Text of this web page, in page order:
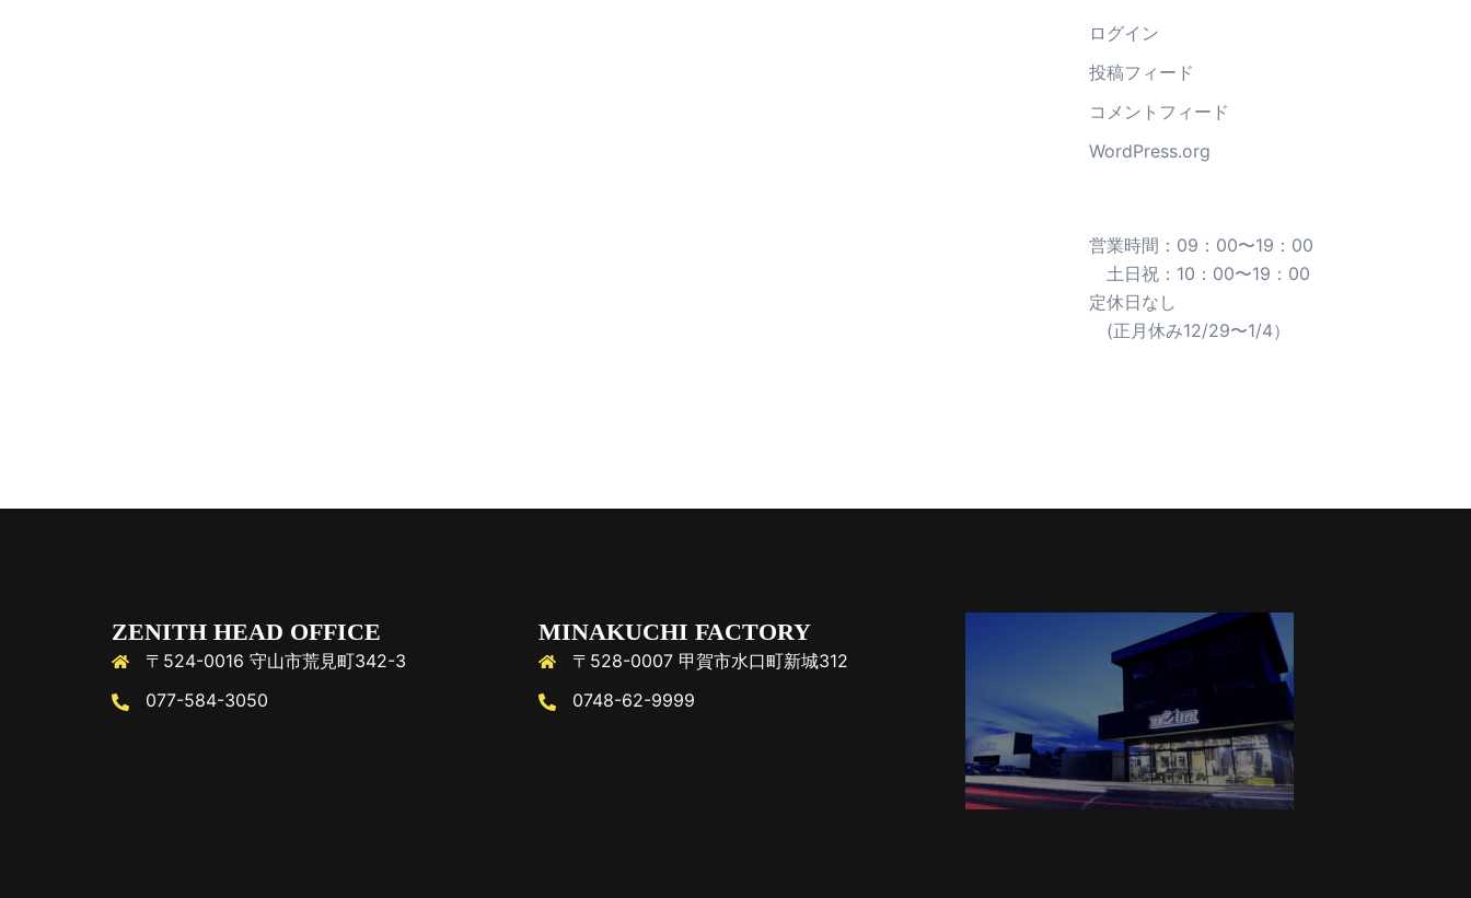
ログイン
投稿フィード
コメントフィード
WordPress.org
営業時間：09：00〜19：00
土日祝：10：00〜19：00
定休日なし
(正月休み12/29〜1/4）
ZENITH HEAD OFFICE
〒524-0016 守山市荒見町342-3
077-584-3050
MINAKUCHI FACTORY
〒528-0007 甲賀市水口町新城312
0748-62-9999